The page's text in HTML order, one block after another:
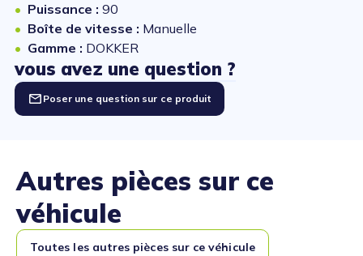
Puissance : 90
Boîte de vitesse : Manuelle
Gamme : DOKKER
vous avez une question ?
Poser une question sur ce produit
Autres pièces sur ce
véhicule
Toutes les autres pièces sur ce véhicule